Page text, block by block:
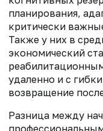
планирования,
критически
Также у них в
экономический
удаленно и с
возвращение
Разница между